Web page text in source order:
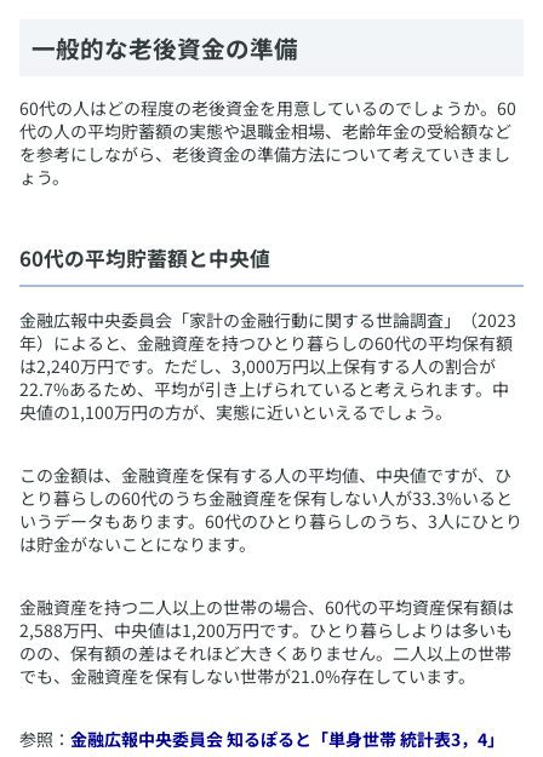
​一般的な老後資金の準備
​60代の人はどの程度の老後資金を用意しているのでしょうか。60
代の人の平均貯蓄額の実態や退職金相場、老齢年金の受給額など
を参考にしながら、老後資金の準備方法について考えていきまし
ょう。
​60代の平均貯蓄額と中央値
​金融広報中央委員会「家計の金融行動に関する世論調査」（2023
年）によると、金融資産を持つひとり暮らしの60代の平均保有額
は2,240万円です。ただし、3,000万円以上保有する人の割合が
22.7%あるため、平均が引き上げられていると考えられます。中
央値の1,100万円の方が、実態に近いといえるでしょう。
この金額は、金融資産を保有する人の平均値、中央値ですが、ひ
とり暮らしの60代のうち金融資産を保有しない人が33.3%いると
いうデータもあります。60代のひとり暮らしのうち、3人にひとり
は貯金がないことになります。
金融資産を持つ二人以上の世帯の場合、60代の平均資産保有額は
2,588万円、中央値は1,200万円です。ひとり暮らしよりは多いも
のの、保有額の差はそれほど大きくありません。二人以上の世帯
でも、金融資産を保有しない世帯が21.0%存在しています。
参照： 金融広報中央委員会 知るぽると「単身世帯 統計表3，4」